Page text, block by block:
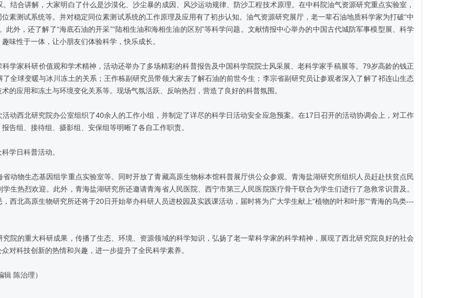
结合讲解，大家明白了什么是沙漠化、沙尘暴的成因、风沙运动规律、防沙工程技术原理。在中科院油气资源研究重点实验室，
素测试系统等。并对稳定同位素测试系统的工作原理及应用有了初步认知。油气资源研究展厅，老一辈石油地质科学家为打破“中
此外，还了解了“海底石油的开采”“陆相生油和海相生油的区别”等科学问题。文献情报中心举办的中国古代城防军事模型展、科学
味性于一体，让小朋友们体验科学，快乐成长。
家科研价值观和学术精神，活动还举办了多场精彩的科普报告及中国科学院院士风采展、老科学家手稿展等。79岁高龄的钱正
全球变暖与冰川冻土的关系；王作栋副研究员带领大家去了解石油的前世今生；李宗省副研究员让参观者深入了解了祁连山生态
的应用和冻土与环境变化关系等。现场气氛活跃、反响热烈，营造了良好的科普氛围。
西北研究院办公室组织了40余人的工作小组，并制定了详尽的科学日活动安全应急预案。在17日召开的活动协调会上，对工作
告组、接待组、摄影组、安保组等明晰了各自工作职责。
学日科普活动。
物生态基因组学重点实验室等。同时开放了青藏高原生物标本馆科普展厅供公众参观。青海盐湖研究所组织人员赶赴扶贫点民
生热烈欢迎。此外，青海盐湖研究所还邀请青海省人民医院、西宁市第三人民医院医疗骨干联合为学生们进行了急救常识普及。
西北高原生物研究所还将于20日开始举办科研人员进校园及实践课活动，届时将为广大学生献上“植物的叶和叶形”“青海的鸟类---
的重大科研成果，传播了生态、环境、资源领域的科学知识，弘扬了老一辈科学家的科学精神，展现了西北研究院良好的社会
对科技创新的热情和兴趣，进一步提升了全民科学素养。
）